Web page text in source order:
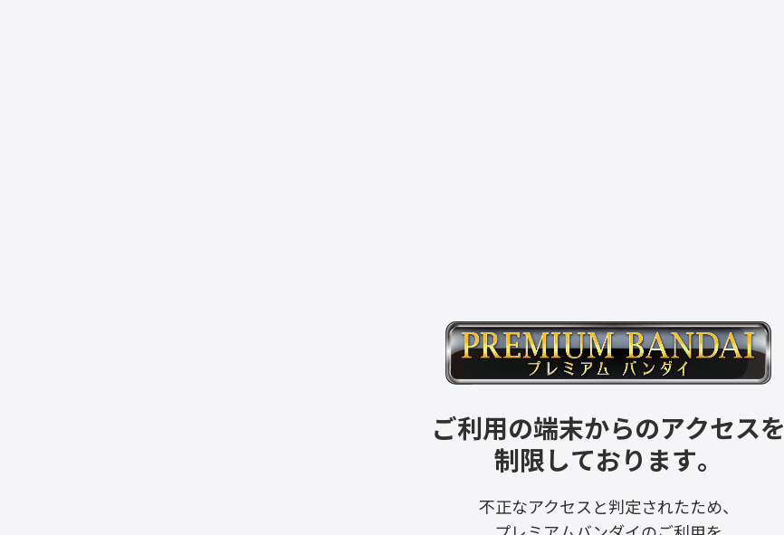
ご利用の端末からのアクセスを
制限しております。
不正なアクセスと判定されたため、